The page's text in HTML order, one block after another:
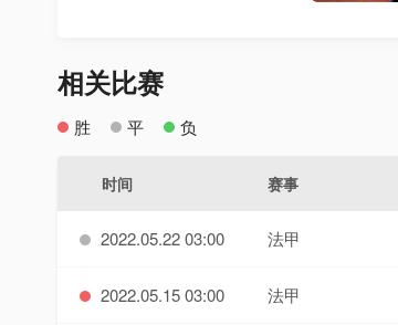
相关比赛
胜 平 负
时间 赛事
2022.05.22 03:00 法甲
2022.05.15 03:00 法甲